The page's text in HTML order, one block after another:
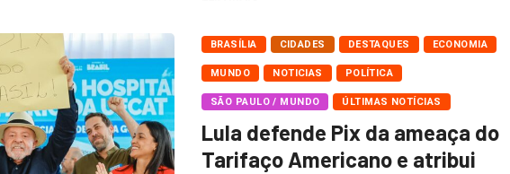
BRASÍLIA CIDADES DESTAQUES ECONOMIA
MUNDO NOTICIAS POLÍTICA
SÃO PAULO / MUNDO ÚLTIMAS NOTÍCIAS
Lula defende Pix da ameaça do
Tarifaço Americano e atribui